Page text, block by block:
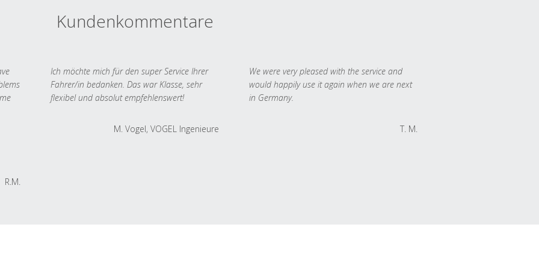
Kundenkommentare
R.M.
Ich möchte mich für den super Service Ihrer
Fahrer/in bedanken. Das war Klasse, sehr
flexibel und absolut empfehlenswert!
M. Vogel, VOGEL Ingenieure
We were very pleased with the service and
would happily use it again when we are next
in Germany.
T. M.